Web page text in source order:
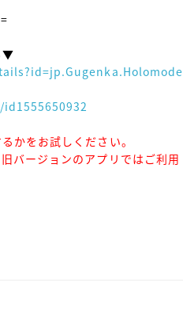
▼
かをお試しください。
バージョンのアプリではご利用